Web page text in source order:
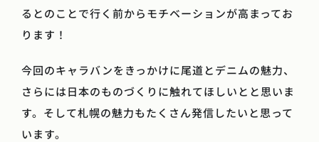
るとのことで行く前からモチベーションが高まってお
ります！
今回のキャラバンをきっかけに尾道とデニムの魅力、
さらには日本のものづくりに触れてほしいとと思いま
す。そして札幌の魅力もたくさん発信したいと思って
います。